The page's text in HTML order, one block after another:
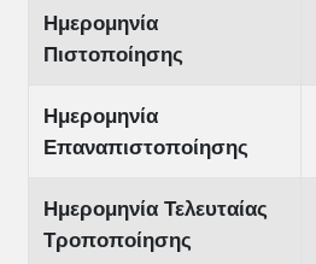
Ημερομηνία
Πιστοποίησης
Ημερομηνία
Επαναπιστοποίησης
Ημερομηνία Τελευταίας
Τροποποίησης